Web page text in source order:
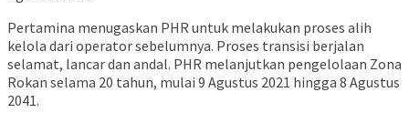
Pertamina menugaskan PHR untuk melakukan proses alih
kelola dari operator sebelumnya. Proses transisi berjalan
selamat, lancar dan andal. PHR melanjutkan pengelolaan Zona
Rokan selama 20 tahun, mulai 9 Agustus 2021 hingga 8 Agustus
2041.